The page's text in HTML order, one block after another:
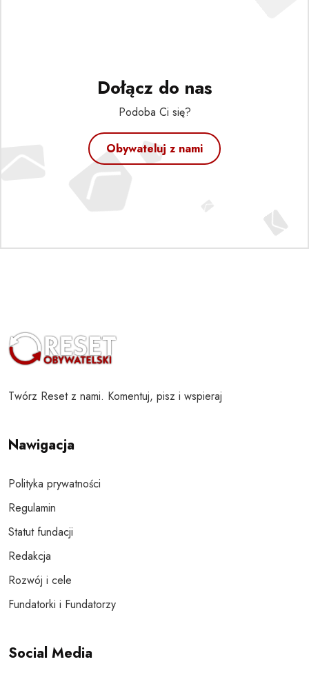
Dołącz do nas
Podoba Ci się?
Obywateluj z nami
Twórz Reset z nami. Komentuj, pisz i wspieraj
Nawigacja
Polityka prywatności
Regulamin
Statut fundacji
Redakcja
Rozwój i cele
Fundatorki i Fundatorzy
Social Media